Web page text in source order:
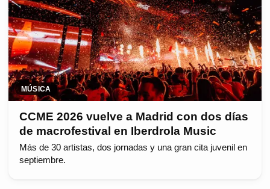
MÚSICA
CCME 2026 vuelve a Madrid con dos días
de macrofestival en Iberdrola Music
Más de 30 artistas, dos jornadas y una gran cita juvenil en
septiembre.